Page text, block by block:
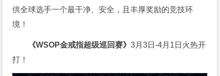
供全球选手一个最干净、安全，且丰厚奖励的竞技环
境！
《WSOP金戒指超级巡回赛》3月3日-4月1日火热开
打！